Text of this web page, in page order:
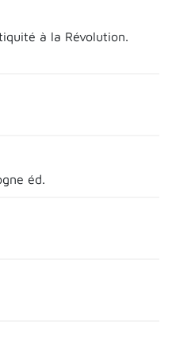
à la Révolution.
éd.